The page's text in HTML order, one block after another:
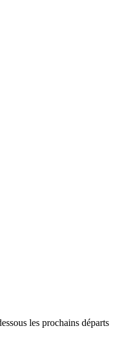
les prochains départs